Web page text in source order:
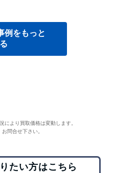
例をもっと
より買取価格は変動します。
問合せ下さい。
たい方はこちら